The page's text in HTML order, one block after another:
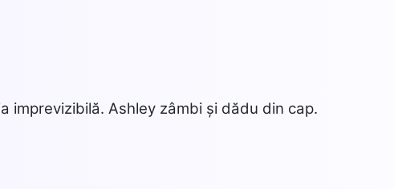
imprevizibilă. Ashley zâmbi și dădu din cap.